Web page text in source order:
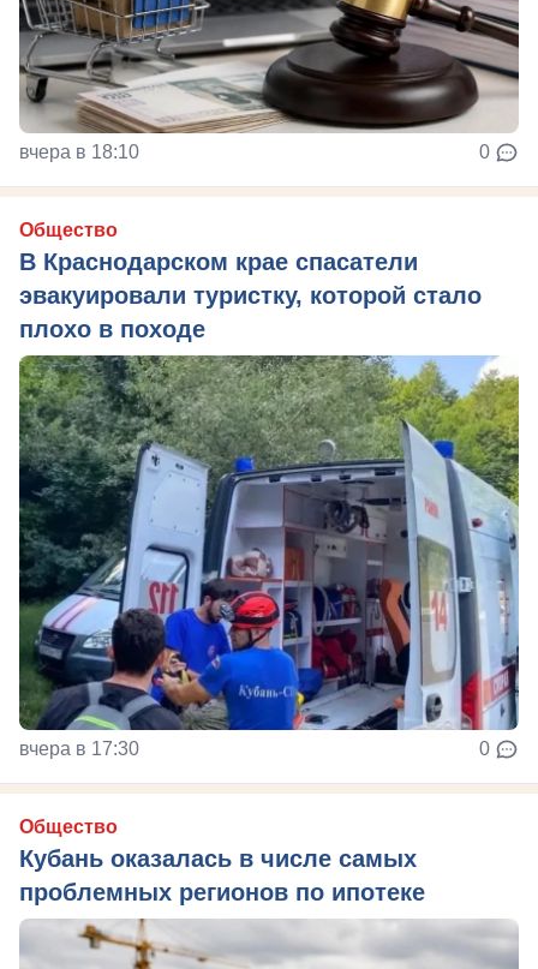
вчера в 18:10 0
Общество
В Краснодарском крае спасатели
эвакуировали туристку, которой стало
плохо в походе
вчера в 17:30 0
Общество
Кубань оказалась в числе самых
проблемных регионов по ипотеке